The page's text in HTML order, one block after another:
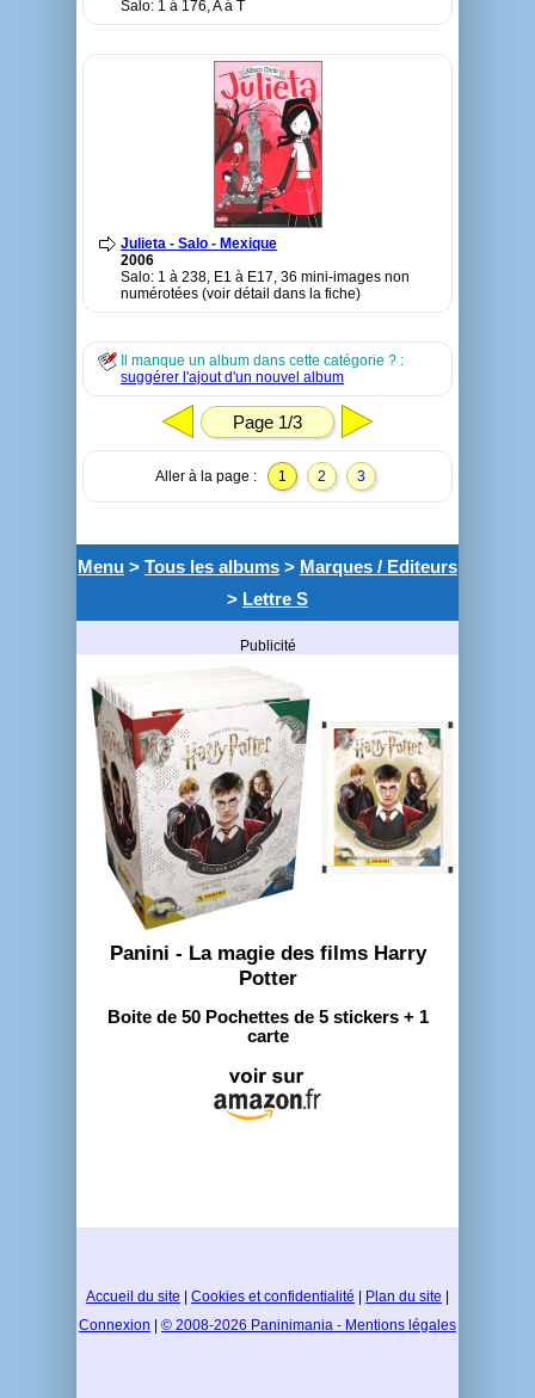
Salo: 1 à 176, A à T
Julieta - Salo - Mexique
2006
Salo: 1 à 238, E1 à E17, 36 mini-images non
numérotées (voir détail dans la fiche)
Il manque un album dans cette catégorie ? :
suggérer l'ajout d'un nouvel album
Page 1/3
Aller à la page : 1 2 3
Menu > Tous les albums > Marques / Editeurs
> Lettre S
Publicité
Panini - La magie des films Harry
Potter
Boite de 50 Pochettes de 5 stickers + 1
carte
Accueil du site Cookies et confidentialité Plan du site
Connexion
© 2008-2026 Paninimania - Mentions légales